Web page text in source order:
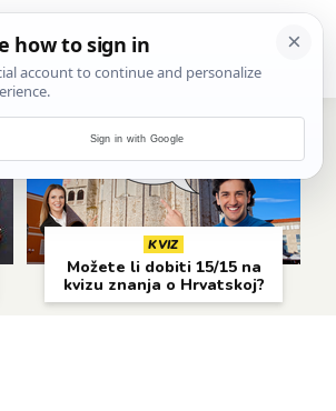
woot?!
KVIZ
Možete li dobiti 15/15 na
kvizu znanja o Hrvatskoj?
Sign in with Google